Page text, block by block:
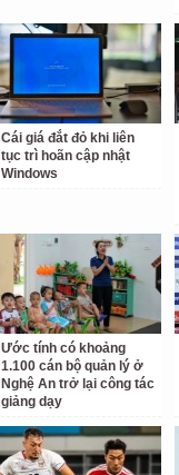
Cái giá đắt đỏ khi liên
tục trì hoãn cập nhật
Windows
Ước tính có khoảng
1.100 cán bộ quản lý ở
Nghệ An trở lại công tác
giảng dạy